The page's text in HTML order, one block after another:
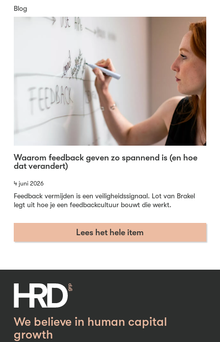
Blog
Waarom feedback geven zo spannend is (en hoe
dat verandert)
4 juni 2026
Feedback vermijden is een veiligheidssignaal. Lot van Brakel
legt uit hoe je een feedbackcultuur bouwt die werkt.
Lees het hele item
We believe in human capital
growth